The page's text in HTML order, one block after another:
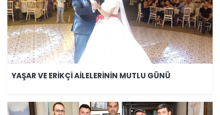
YAŞAR VE ERİKÇİ AİLELERİNİN MUTLU GÜNÜ